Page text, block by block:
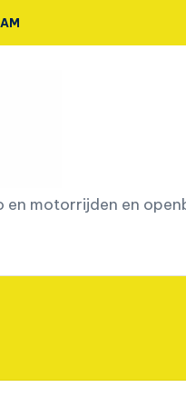
en motorrijden en